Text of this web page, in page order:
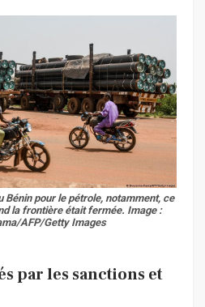
Bénin pour le pétrole, notamment, ce
la frontière était fermée. Image :
AFP/Getty Images
par les sanctions et